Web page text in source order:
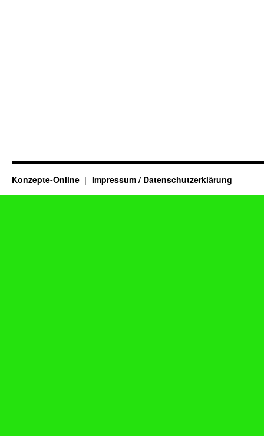
Konzepte-Online Impressum / Datenschutzerklärung